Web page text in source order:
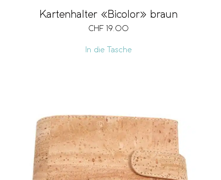
Kartenhalter «Bicolor» braun
CHF 19.00
In die Tasche